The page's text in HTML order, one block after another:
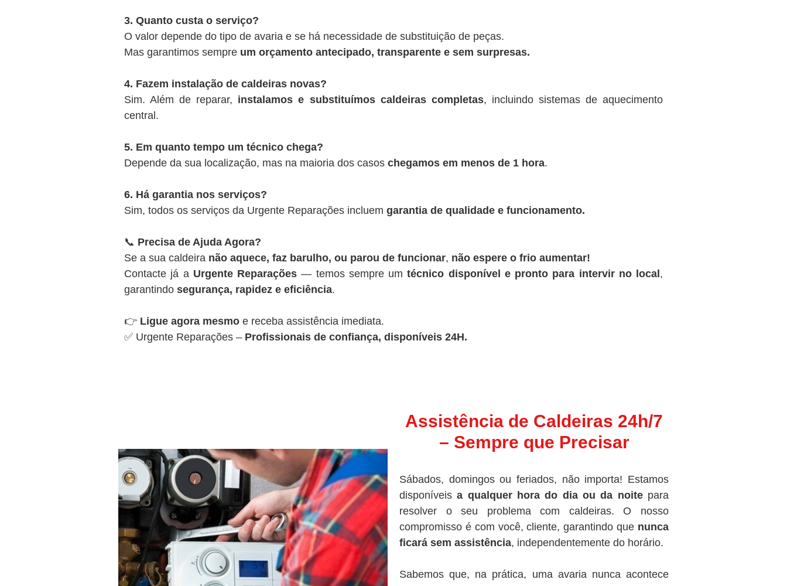
3. Quanto custa o serviço?
O valor depende do tipo de avaria e se há necessidade de substituição de peças.
Mas garantimos sempre um orçamento antecipado, transparente e sem surpresas.
4. Fazem instalação de caldeiras novas?
Sim. Além de reparar, instalamos e substituímos caldeiras completas, incluindo sistemas de aquecimento
central.
5. Em quanto tempo um técnico chega?
Depende da sua localização, mas na maioria dos casos chegamos em menos de 1 hora.
6. Há garantia nos serviços?
Sim, todos os serviços da Urgente Reparações incluem garantia de qualidade e funcionamento.
📞 Precisa de Ajuda Agora?
Se a sua caldeira não aquece, faz barulho, ou parou de funcionar, não espere o frio aumentar!
Contacte já a Urgente Reparações — temos sempre umtécnico disponível e pronto para intervir no local ,
garantindo segurança, rapidez e eficiência.
👉 Ligue agora mesmo e receba assistência imediata.
✅ Urgente Reparações – Profissionais de confiança, disponíveis 24H.
Assistência de Caldeiras 24h/7
– Sempre que Precisar
Sábados, domingos ou feriados, não importa! Estamos
disponíveisa qualquer hora do dia ou da noitepara
resolver o seu problema com caldeiras. O nosso
compromisso é com você, cliente, garantindo que nunca
ficará sem assistência, independentemente do horário.
Sabemos que, na prática, uma avaria nunca acontece